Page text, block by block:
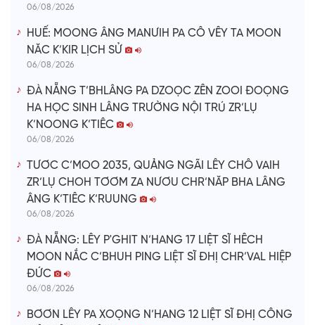
06/08/2026
HUẾ: MOONG ÂNG MANƯIH PA CÔ VÊY TA MOON
NĂC K’KIR LỊCH SỬ
06/08/2026
ĐÀ NẴNG T’BHLÂNG PA DZOỌC ZÊN ZOOI ĐOỌNG
HA HỌC SINH LÂNG TRƯỜNG NỘI TRÚ ZR’LỤ
K’NOONG K’TIÊC
06/08/2026
TƯƠC C’MOO 2035, QUẢNG NGÃI LÊY CHÔ VAIH
ZR’LỤ CHOH TƠƠM ZA NƯƠU CHR’NĂP BHA LÂNG
ÂNG K’TIÊC K’RUUNG
06/08/2026
ĐÀ NẴNG: LÊY P'GHIT N’HANG 17 LIỆT SĨ HÊCH
MOON NẮC C’BHUH PING LIỆT SĨ ĐHỊ CHR’VAL HIỆP
ĐỨC
06/08/2026
BƠƠN LÊY PA XOỌNG N’HANG 12 LIỆT SĨ ĐHỊ CÔNG